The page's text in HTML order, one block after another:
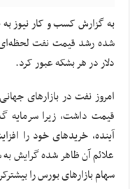
به گزارش کسب و کار نیوز به
دلار در هر بشکه عبور کرد.
امروز نفت در بازار‌های
قیمت داشت، زیرا سرمایه
آینده، خرید‌های خود را
علائم آن ظاهر شده گرایش
سهام بازار‌های بورس را